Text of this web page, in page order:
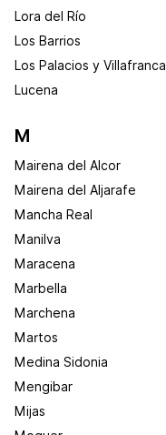
Lora del Río
Los Barrios
Los Palacios y Villafranca
Lucena
M
Mairena del Alcor
Mairena del Aljarafe
Mancha Real
Manilva
Maracena
Marbella
Marchena
Martos
Medina Sidonia
Mengibar
Mijas